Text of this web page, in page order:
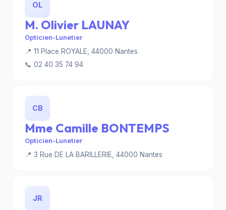
OL
M. Olivier LAUNAY
Opticien-Lunetier
📍 11 Place ROYALE, 44000 Nantes
📞 02 40 35 74 94
CB
Mme Camille BONTEMPS
Opticien-Lunetier
📍 3 Rue DE LA BARILLERIE, 44000 Nantes
JR